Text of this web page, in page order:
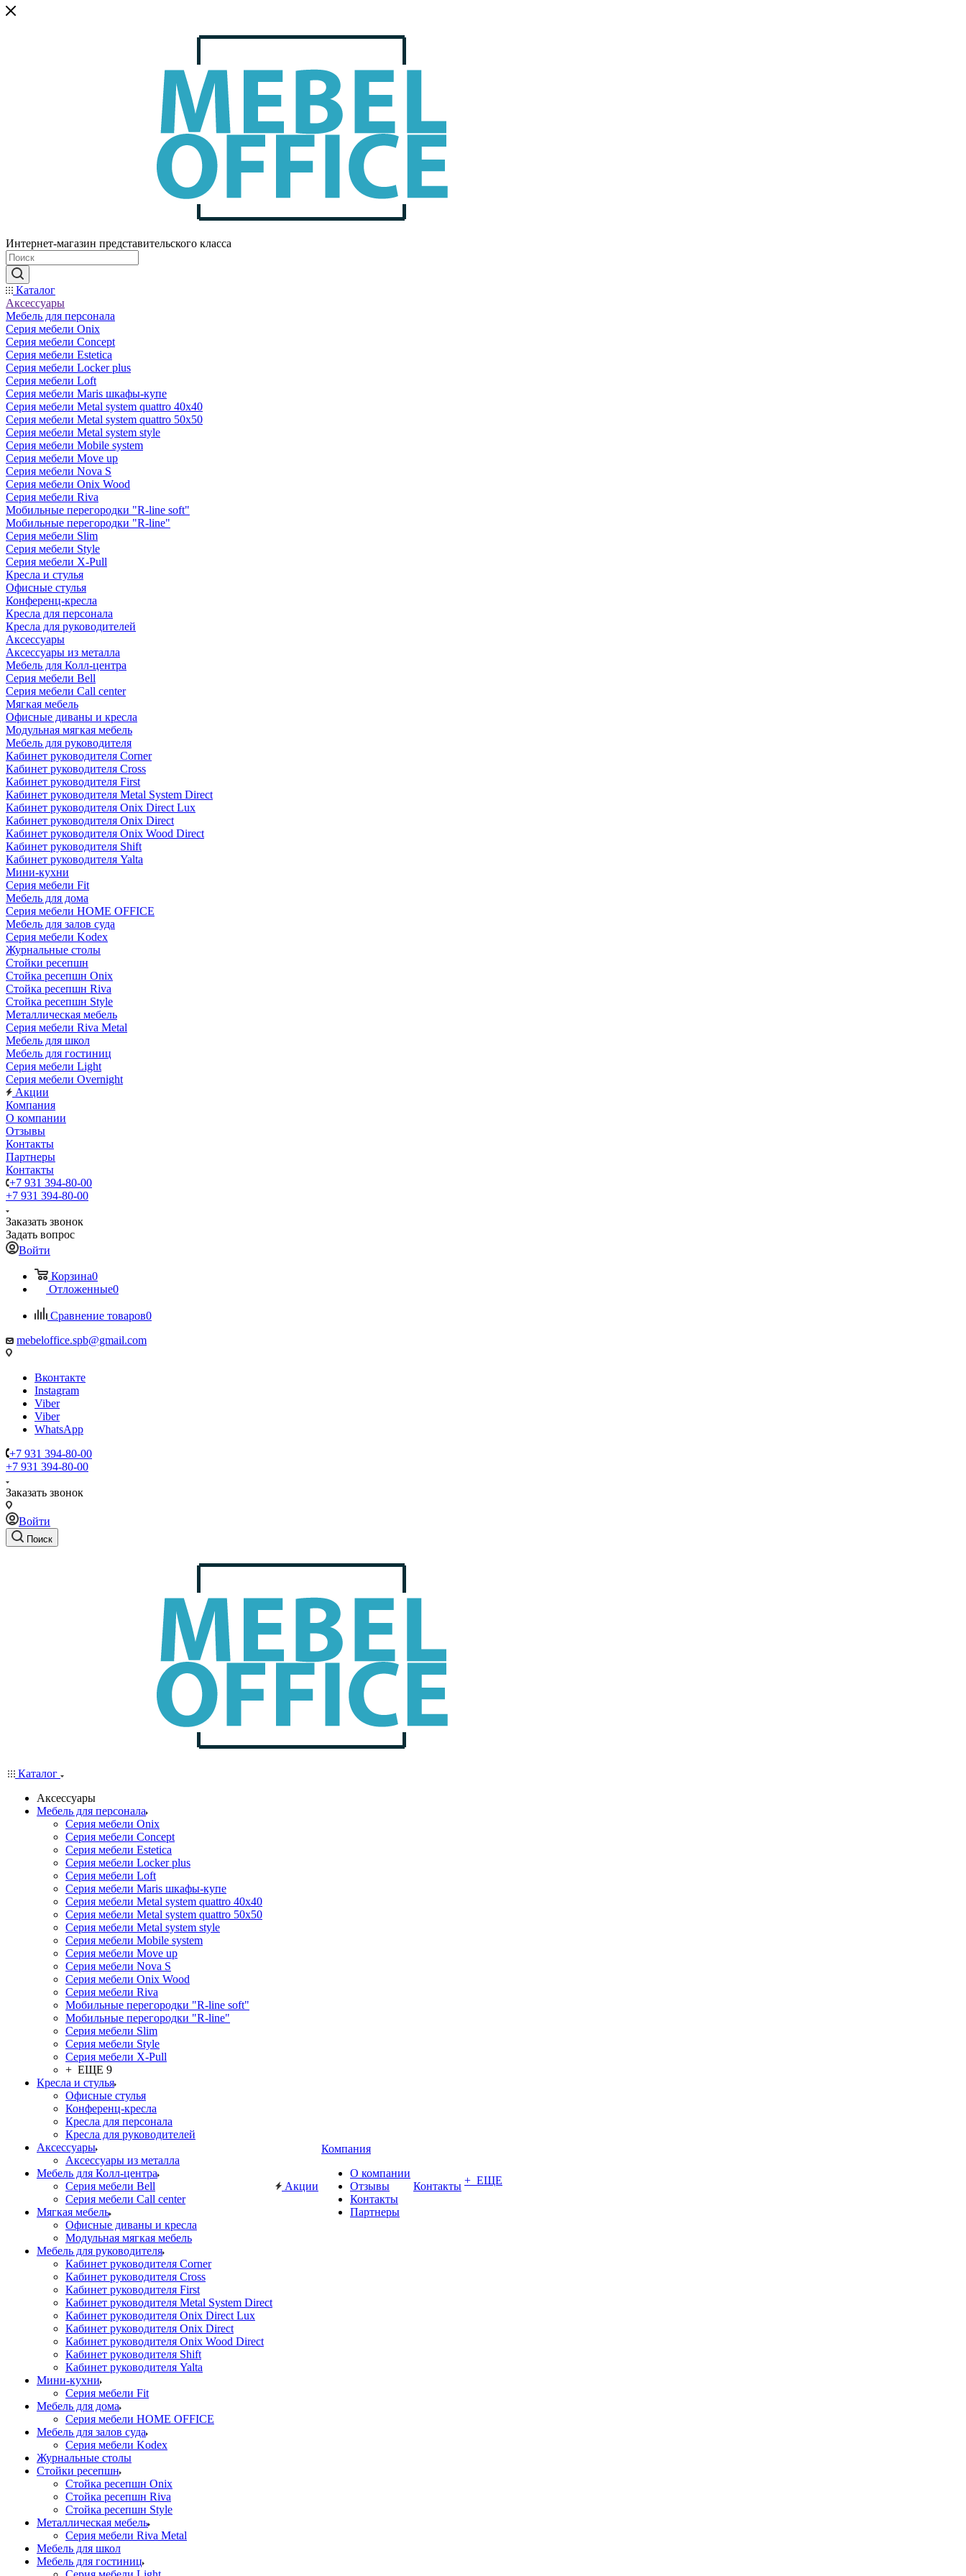
Интернет-магазин представительского класса
Каталог
Аксессуары
Мебель для персонала
Серия мебели Onix
Серия мебели Concept
Серия мебели Estetica
Серия мебели Locker plus
Серия мебели Loft
Серия мебели Maris шкафы-купе
Серия мебели Metal system quattro 40x40
Серия мебели Metal system quattro 50x50
Серия мебели Metal system style
Серия мебели Mobile system
Серия мебели Move up
Серия мебели Nova S
Серия мебели Onix Wood
Серия мебели Riva
Мобильные перегородки "R-line soft"
Мобильные перегородки "R-line"
Серия мебели Slim
Серия мебели Style
Серия мебели X-Pull
Кресла и стулья
Офисные стулья
Конференц-кресла
Кресла для персонала
Кресла для руководителей
Аксессуары
Аксессуары из металла
Мебель для Колл-центра
Серия мебели Bell
Серия мебели Call center
Мягкая мебель
Офисные диваны и кресла
Модульная мягкая мебель
Мебель для руководителя
Кабинет руководителя Corner
Кабинет руководителя Cross
Кабинет руководителя First
Кабинет руководителя Metal System Direct
Кабинет руководителя Onix Direct Lux
Кабинет руководителя Onix Direct
Кабинет руководителя Onix Wood Direct
Кабинет руководителя Shift
Кабинет руководителя Yalta
Мини-кухни
Серия мебели Fit
Мебель для дома
Серия мебели HOME OFFICE
Мебель для залов суда
Серия мебели Kodex
Журнальные столы
Стойки ресепшн
Стойка ресепшн Onix
Стойка ресепшн Riva
Стойка ресепшн Style
Металлическая мебель
Серия мебели Riva Metal
Мебель для школ
Мебель для гостиниц
Серия мебели Light
Серия мебели Overnight
Акции
Компания
О компании
Отзывы
Контакты
Партнеры
Контакты
+7 931 394-80-00
+7 931 394-80-00
Заказать звонок
Задать вопрос
Войти
Корзина0
Отложенные0
Сравнение товаров0
mebeloffice.spb@gmail.com
Вконтакте
Instagram
Viber
Viber
WhatsApp
+7 931 394-80-00
+7 931 394-80-00
Заказать звонок
Войти
Поиск
Каталог
Аксессуары
Мебель для персонала
Серия мебели Onix
Серия мебели Concept
Серия мебели Estetica
Серия мебели Locker plus
Серия мебели Loft
Серия мебели Maris шкафы-купе
Серия мебели Metal system quattro 40x40
Серия мебели Metal system quattro 50x50
Серия мебели Metal system style
Серия мебели Mobile system
Серия мебели Move up
Серия мебели Nova S
Серия мебели Onix Wood
Серия мебели Riva
Мобильные перегородки "R-line soft"
Мобильные перегородки "R-line"
Серия мебели Slim
Серия мебели Style
Серия мебели X-Pull
+ ЕЩЕ 9
Кресла и стулья
Офисные стулья
Конференц-кресла
Кресла для персонала
Кресла для руководителей
Аксессуары
Аксессуары из металла
Мебель для Колл-центра
Серия мебели Bell
Серия мебели Call center
Мягкая мебель
Офисные диваны и кресла
Модульная мягкая мебель
Мебель для руководителя
Кабинет руководителя Corner
Кабинет руководителя Cross
Кабинет руководителя First
Кабинет руководителя Metal System Direct
Кабинет руководителя Onix Direct Lux
Кабинет руководителя Onix Direct
Кабинет руководителя Onix Wood Direct
Кабинет руководителя Shift
Кабинет руководителя Yalta
Мини-кухни
Серия мебели Fit
Мебель для дома
Серия мебели HOME OFFICE
Мебель для залов суда
Серия мебели Kodex
Журнальные столы
Стойки ресепшн
Стойка ресепшн Onix
Стойка ресепшн Riva
Стойка ресепшн Style
Металлическая мебель
Серия мебели Riva Metal
Мебель для школ
Мебель для гостиниц
Акции
Компания
О компании
Отзывы
Контакты
Партнеры
Контакты + ЕЩЕ